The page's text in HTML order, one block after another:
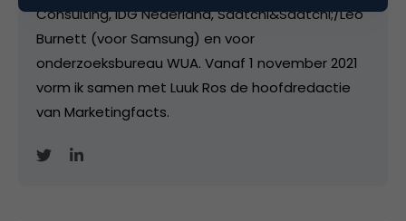
Consulting, IDG Nederland, Saatchi&Saatchi;/Leo
Burnett (voor Samsung) en voor
onderzoeksbureau WUA. Vanaf 1 november 2021
vorm ik samen met Luuk Ros de hoofdredactie
van Marketingfacts.